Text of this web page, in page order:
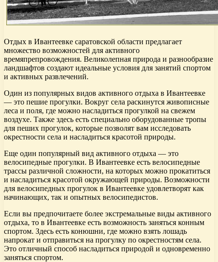
Отдых в Ивантеевке саратовской области предлагает
множество возможностей для активного
времяпрепровождения. Великолепная природа и разнообразие
ландшафтов создают идеальные условия для занятий спортом
и активных развлечений.
Один из популярных видов активного отдыха в Ивантеевке
— это пешие прогулки. Вокруг села раскинутся живописные
леса и поля, где можно насладиться прогулкой на свежем
воздухе. Также здесь есть специально оборудованные тропы
для пеших прогулок, которые позволят вам исследовать
окрестности села и насладиться красотой природы.
Еще один популярный вид активного отдыха — это
велосипедные прогулки. В Ивантеевке есть велосипедные
трассы различной сложности, на которых можно прокатиться
и насладиться красотой окружающей природы. Возможности
для велосипедных прогулок в Ивантеевке удовлетворят как
начинающих, так и опытных велосипедистов.
Если вы предпочитаете более экстремальные виды активного
отдыха, то в Ивантеевке есть возможность заняться конным
спортом. Здесь есть конюшни, где можно взять лошадь
напрокат и отправиться на прогулку по окрестностям села.
Это отличный способ насладиться природой и одновременно
заняться спортом.